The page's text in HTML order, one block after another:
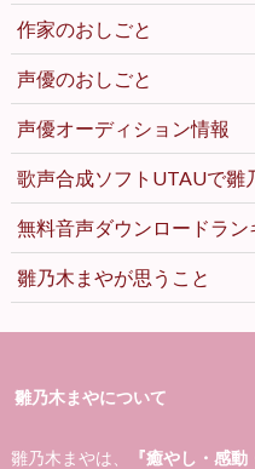
作家のおしごと
声優のおしごと
声優オーディション情報
歌声合成ソフトUTAUで雛
無料音声ダウンロードラン
雛乃木まやが思うこと
雛乃木まやについて
雛乃木まやは、
『癒やし・感